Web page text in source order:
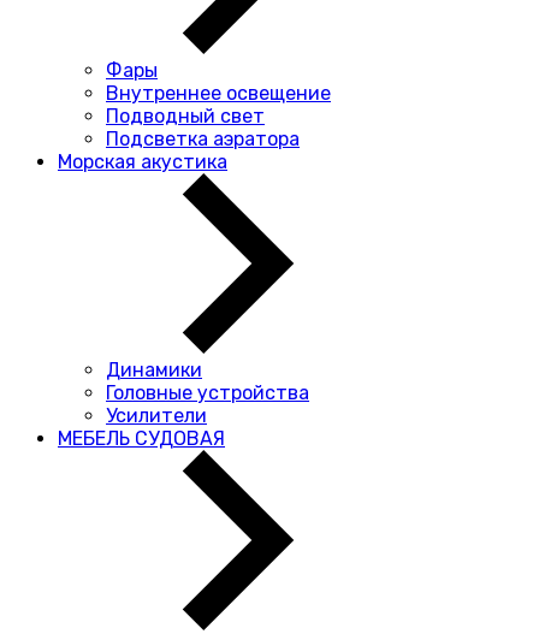
Фары
Внутреннее освещение
Подводный свет
Подсветка аэратора
Морская акустика
Динамики
Головные устройства
Усилители
МЕБЕЛЬ СУДОВАЯ